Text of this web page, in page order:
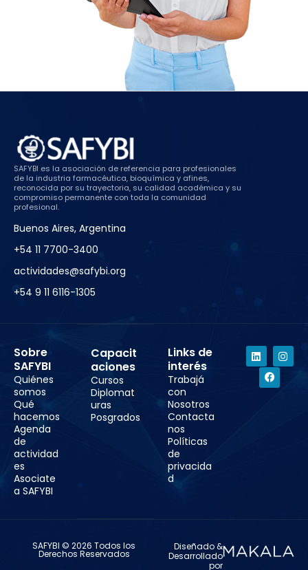
SAFYBI es la asociación de referencia para profesionales
de la industria farmacéutica, bioquímica y afines,
reconocida por su trayectoria, su calidad académica y su
compromiso permanente con toda la comunidad
profesional.
Buenos Aires, Argentina
+54 11 7700-3400
actividades@safybi.org
+54 9 11 6116-1305
Sobre
SAFYBI
Quiénes
somos
Qué
hacemos
Agenda
de
actividad
es
Asociate
a SAFYBI
Capacit
aciones
Cursos
Diplomat
uras
Posgrados
Links de
interés
Trabajá
con
Nosotros
Contacta
nos
Políticas
de
privacida
d
SAFYBI © 2026 Todos los
Derechos Reservados
Diseñado &
Desarrollado
por